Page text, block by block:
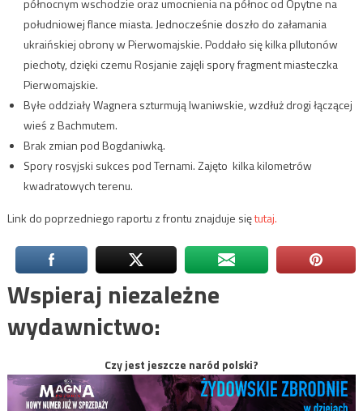
północnym wschodzie oraz umocnienia na północ od Opytne na
południowej flance miasta. Jednocześnie doszło do załamania
ukraińskiej obrony w Pierwomajskie. Poddało się kilka pllutonów
piechoty, dzięki czemu Rosjanie zajęli spory fragment miasteczka
Pierwomajskie.
Byłe oddziały Wagnera szturmują Iwaniwskie, wzdłuż drogi łączącej
wieś z Bachmutem.
Brak zmian pod Bogdaniwką.
Spory rosyjski sukces pod Ternami. Zajęto kilka kilometrów
kwadratowych terenu.
Link do poprzedniego raportu z frontu znajduje siętutaj.
Wspieraj niezależne
wydawnictwo:
Czy jest jeszcze naród polski?